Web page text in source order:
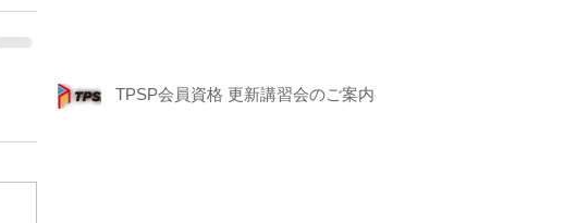
TPSP会員資格 更新講習会のご案内